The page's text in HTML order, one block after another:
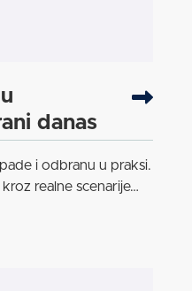
danas
i odbranu u praksi.
realne scenarije…